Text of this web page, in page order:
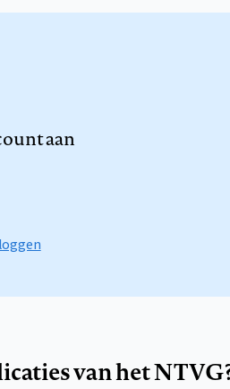
aan
van het